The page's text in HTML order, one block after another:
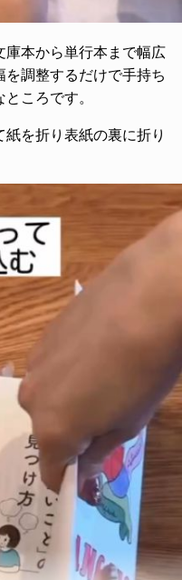
庫本から単行本まで幅広
調整するだけで手持ち
ころです。
を折り表紙の裏に折り